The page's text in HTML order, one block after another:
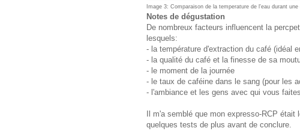
Image 3: Comparaison de la temperature de l'eau durant
Notes de dégustation
De nombreux facteurs influencent la
lesquels:
- la température d'extraction du café (idéal
- la qualité du café et la finesse de sa
- le moment de la journée
- le taux de caféine dans le sang (pour les
- l'ambiance et les gens avec qui vous
Il m'a semblé que mon expresso-RCP
quelques tests de plus avant de conclure.